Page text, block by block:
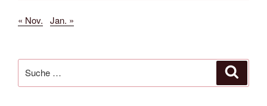
« Nov. Jan. »
nach: